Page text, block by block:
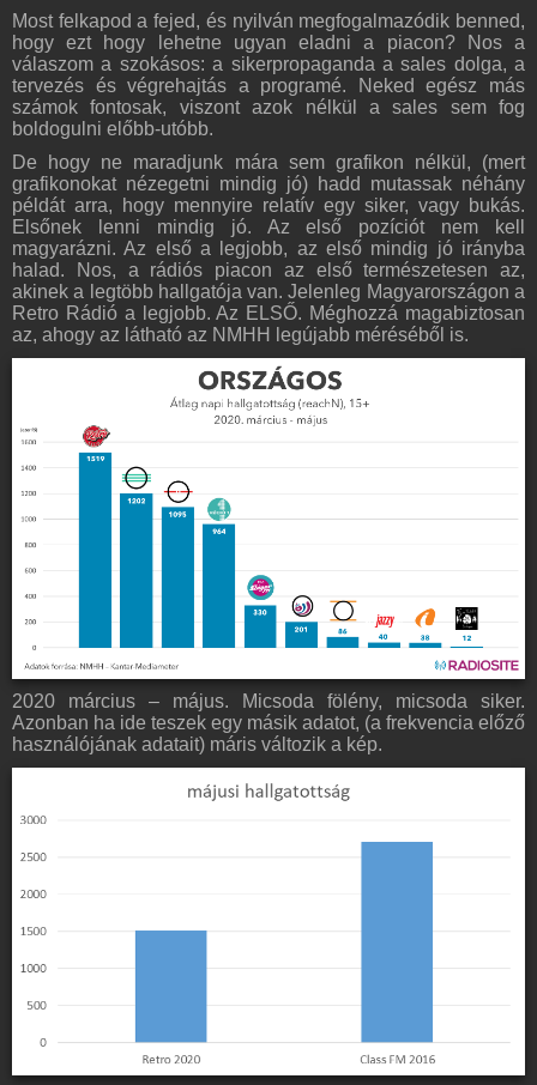
Most felkapod a fejed, és nyilván megfogalmazódik benned,
hogy ezt hogy lehetne ugyan eladni a piacon? Nos a
válaszom a szokásos: a sikerpropaganda a sales dolga, a
tervezés és végrehajtás a programé. Neked egész más
számok fontosak, viszont azok nélkül a sales sem fog
boldogulni előbb-utóbb.
De hogy ne maradjunk mára sem grafikon nélkül, (mert
grafikonokat nézegetni mindig jó) hadd mutassak néhány
példát arra, hogy mennyire relatív egy siker, vagy bukás.
Elsőnek lenni mindig jó. Az első pozíciót nem kell
magyarázni. Az első a legjobb, az első mindig jó irányba
halad. Nos, a rádiós piacon az első természetesen az,
akinek a legtöbb hallgatója van. Jelenleg Magyarországon a
Retro Rádió a legjobb. Az ELSŐ. Méghozzá magabiztosan
az, ahogy az látható az NMHH legújabb méréséből is.
2020 március – május. Micsoda fölény, micsoda siker.
Azonban ha ide teszek egy másik adatot, (a frekvencia előző
használójának adatait) máris változik a kép.